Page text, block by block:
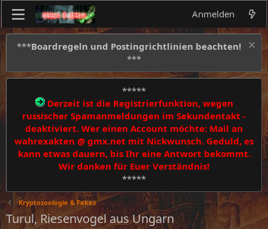
Anmelden
***Boardregeln und Postingrichtlinien beachten!
***
*****
Derzeit ist die Registrierfunktion, wegen
russischer Spamanmeldungen im Sekundentakt -
deaktiviert. Wer einen Account möchte: Mail an
wahrexakten @ gmx.net mit Nickwunsch. Geduld, es
kann etwas dauern, bis Ihr eine Antwort bekommt.
Wir danken für Euer Verständnis!
*****
Kryptozoologie & Fakes
Turul, Riesenvogel aus Ungarn